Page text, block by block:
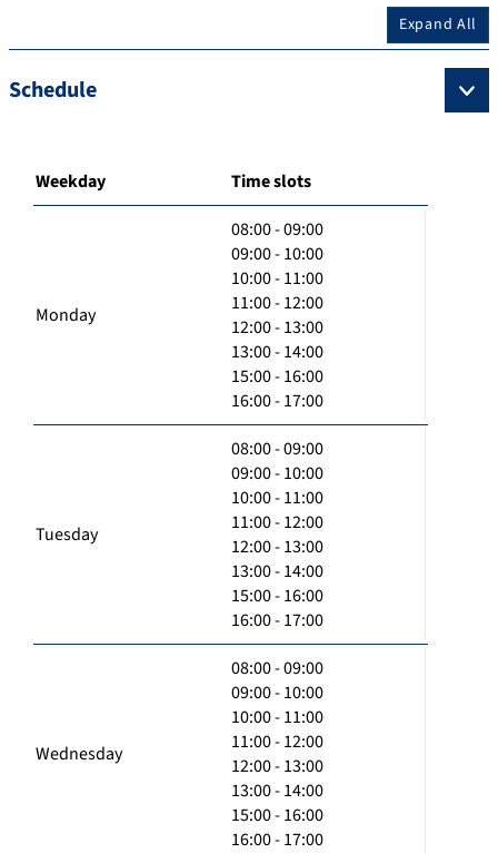
Expand All
Schedule
Weekday Time slots
Monday
08:00 - 09:00
09:00 - 10:00
10:00 - 11:00
11:00 - 12:00
12:00 - 13:00
13:00 - 14:00
15:00 - 16:00
16:00 - 17:00
Tuesday
08:00 - 09:00
09:00 - 10:00
10:00 - 11:00
11:00 - 12:00
12:00 - 13:00
13:00 - 14:00
15:00 - 16:00
16:00 - 17:00
Wednesday
08:00 - 09:00
09:00 - 10:00
10:00 - 11:00
11:00 - 12:00
12:00 - 13:00
13:00 - 14:00
15:00 - 16:00
16:00 - 17:00